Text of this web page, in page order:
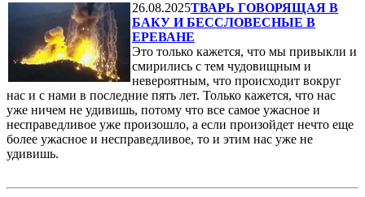
26.08.2025ТВАРЬ ГОВОРЯЩАЯ В
БАКУ И БЕССЛОВЕСНЫЕ В
ЕРЕВАНЕ
Это только кажется, что мы привыкли и
смирились с тем чудовищным и
невероятным, что происходит вокруг
нас и с нами в последние пять лет. Только кажется, что нас
уже ничем не удивишь, потому что все самое ужасное и
несправедливое уже произошло, а если произойдет нечто еще
более ужасное и несправедливое, то и этим нас уже не
удивишь.